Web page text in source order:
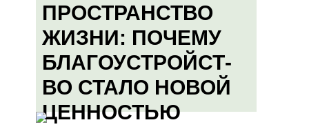
ПРОСТРАНСТВО
ЖИЗНИ: ПОЧЕМУ
БЛАГОУСТРОЙСТ-
ВО СТАЛО НОВОЙ
ЦЕННОСТЬЮ